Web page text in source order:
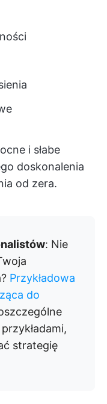
i słabe
doskonalenia
od zera.
: Nie
Przykładowa
do
strategię